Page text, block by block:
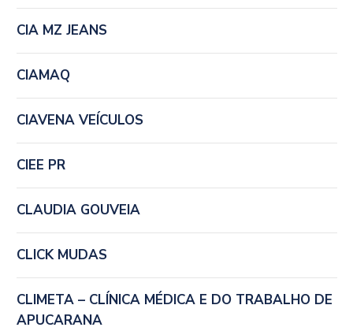
CIA MZ JEANS
CIAMAQ
CIAVENA VEÍCULOS
CIEE PR
CLAUDIA GOUVEIA
CLICK MUDAS
CLIMETA – CLÍNICA MÉDICA E DO TRABALHO DE
APUCARANA